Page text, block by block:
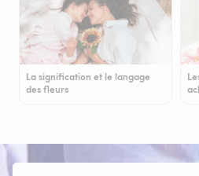
La signification et le langage
des fleurs